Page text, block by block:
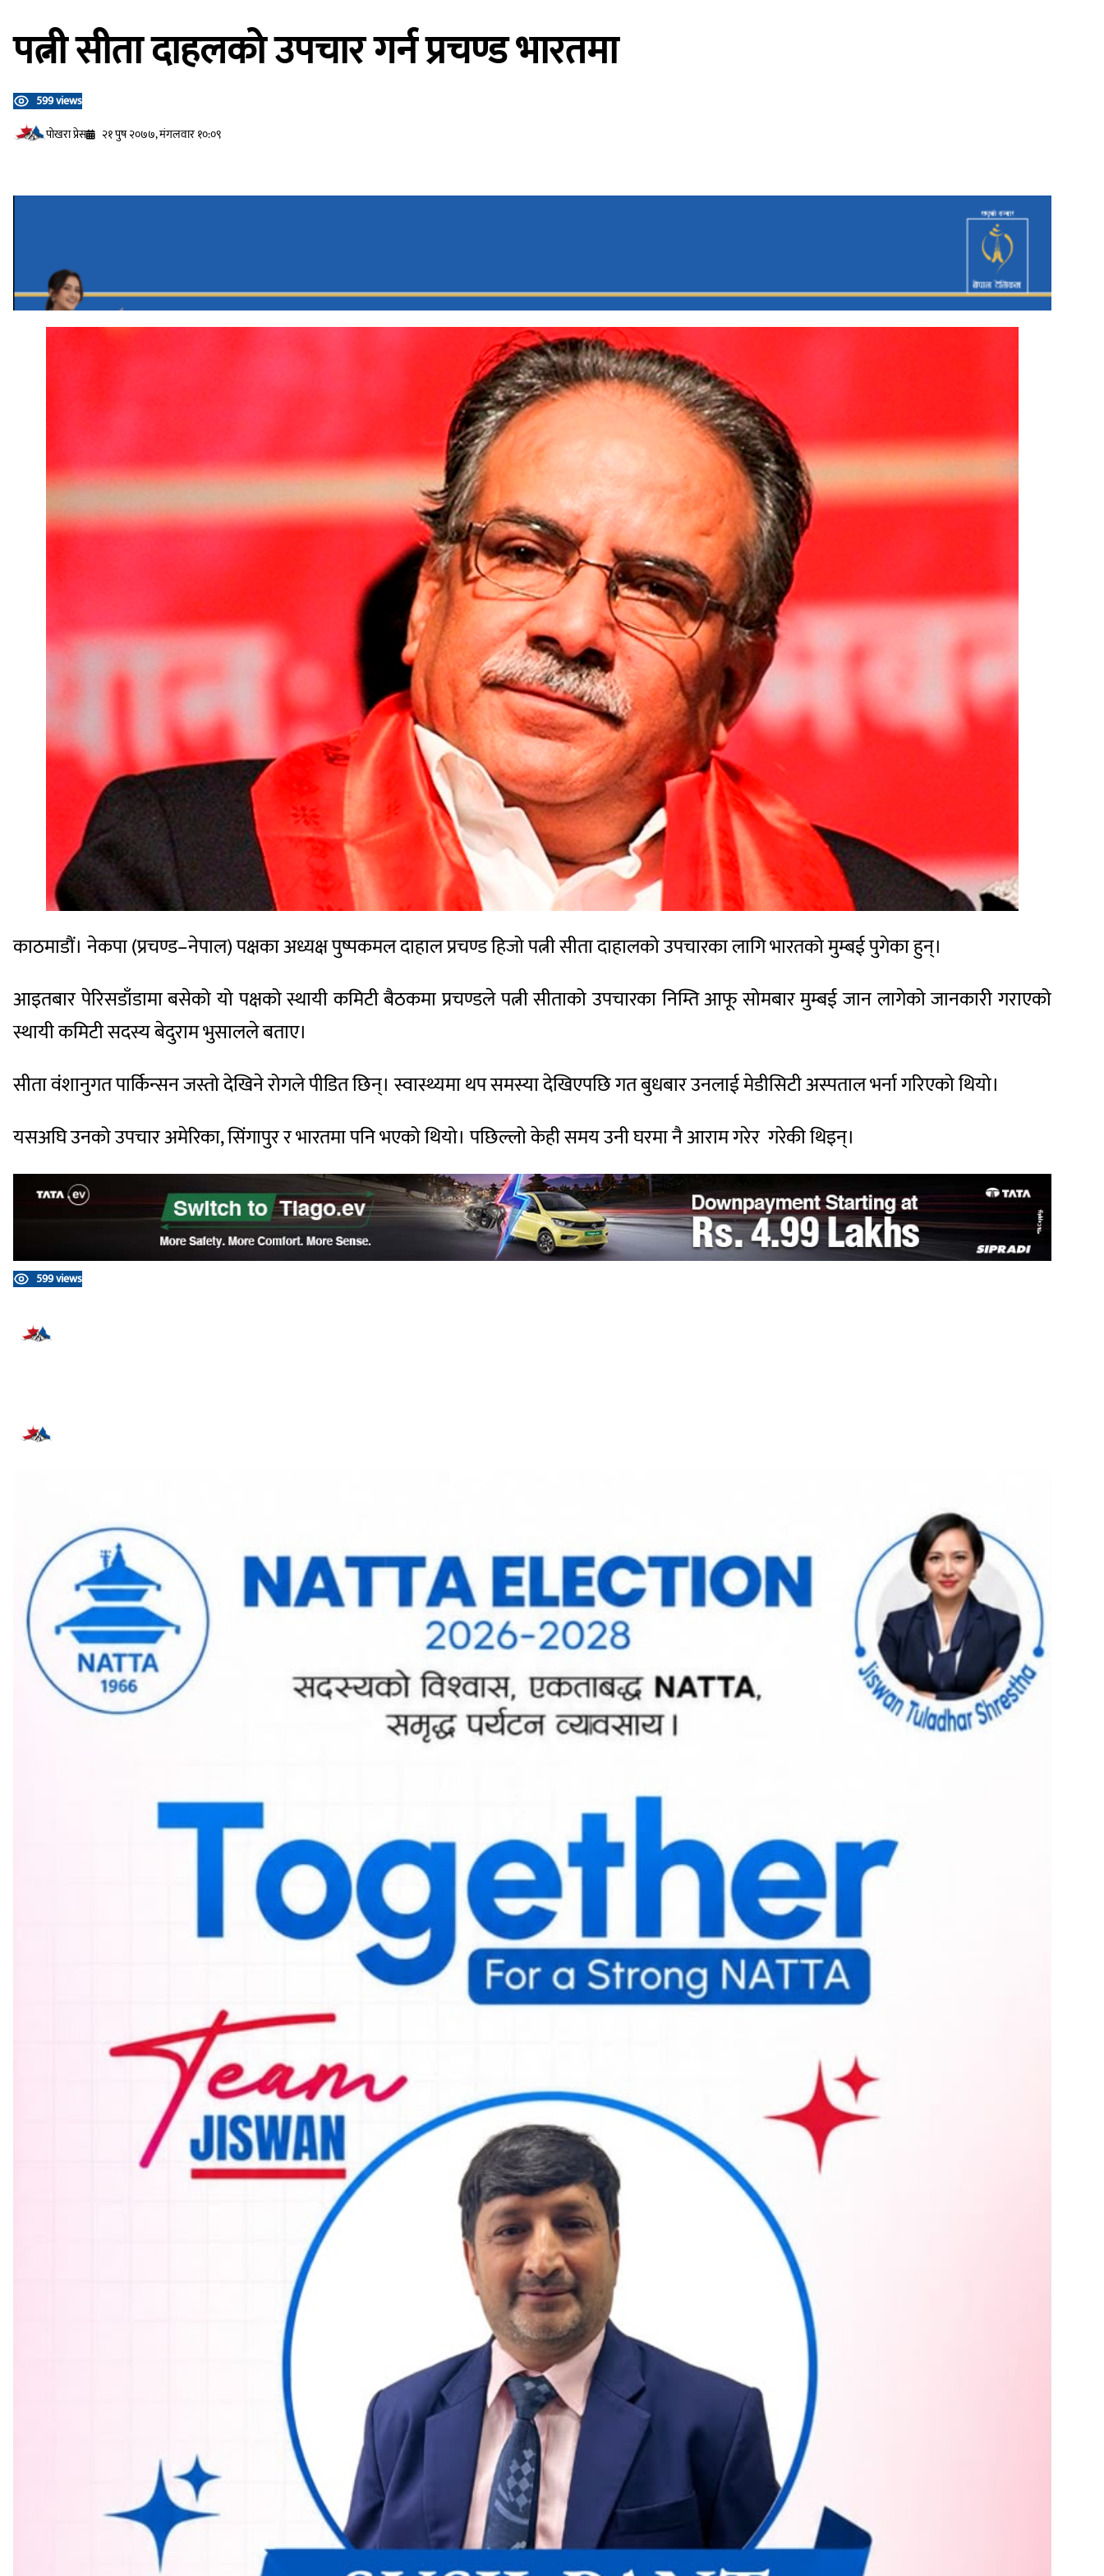
पत्नी सीता दाहलको उपचार गर्न प्रचण्ड भारतमा
599 views
प‍ोखरा प्रेस
२१ पुष २०७७, मंगलवार १०:०९
काठमाडौं। नेकपा (प्रचण्ड–नेपाल) पक्षका अध्यक्ष पुष्पकमल दाहाल प्रचण्ड हिजो पत्नी सीता दाहालको उपचारका लागि भारतको मुम्बई पुगेका हुन्।
आइतबार पेरिसडाँडामा बसेको यो पक्षको स्थायी कमिटी बैठकमा प्रचण्डले पत्नी सीताको उपचारका निम्ति आफू सोमबार मुम्बई जान लागेको जानकारी गराएको
स्थायी कमिटी सदस्य बेदुराम भुसालले बताए।
सीता वंशानुगत पार्किन्सन जस्तो देखिने रोगले पीडित छिन्। स्वास्थ्यमा थप समस्या देखिएपछि गत बुधबार उनलाई मेडीसिटी अस्पताल भर्ना गरिएको थियो।
यसअघि उनको उपचार अमेरिका, सिंगापुर र भारतमा पनि भएको थियो। पछिल्लो केही समय उनी घरमा नै आराम गरेर गरेकी थिइन्।
599 views